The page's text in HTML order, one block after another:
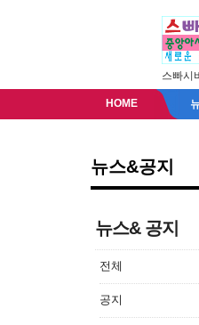
스빠시
HOME
뉴스&공지
뉴스& 공지
전체
공지